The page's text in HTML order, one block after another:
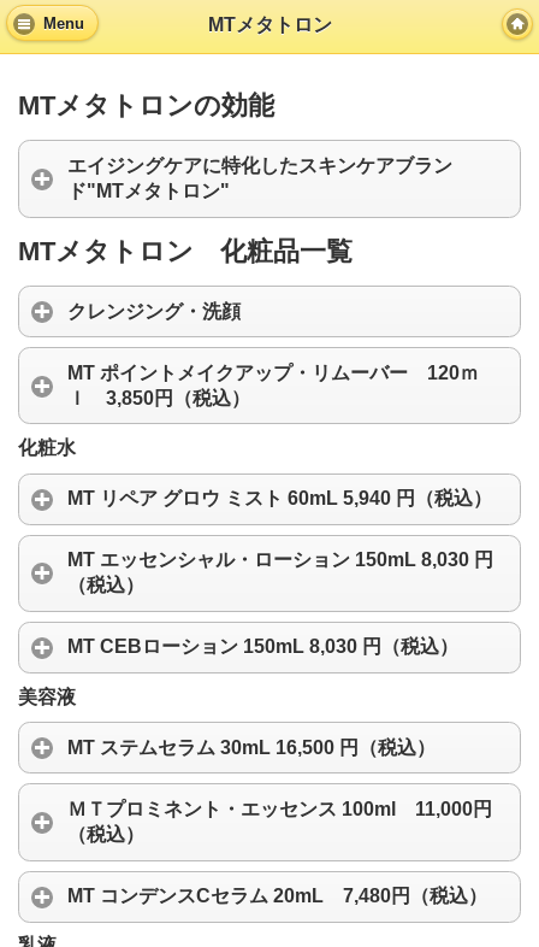
Menu MTメタトロン
MTメタトロンの効能
エイジングケアに特化したスキンケアブラン
ド"MTメタトロン"
MTメタトロン 化粧品一覧
クレンジング・洗顔
MT ポイントメイクアップ・リムーバー 120ｍ
ｌ 3,850円（税込）
化粧水
MT リペア グロウ ミスト 60mL 5,940 円（税込）
MT エッセンシャル・ローション 150mL 8,030 円
（税込）
MT CEBローション 150mL 8,030 円（税込）
美容液
MT ステムセラム 30mL 16,500 円（税込）
ＭＴプロミネント・エッセンス 100ml 11,000円
（税込）
MT コンデンスCセラム 20mL 7,480円（税込）